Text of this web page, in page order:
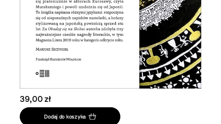
39,00 zł
Dodaj do koszyka